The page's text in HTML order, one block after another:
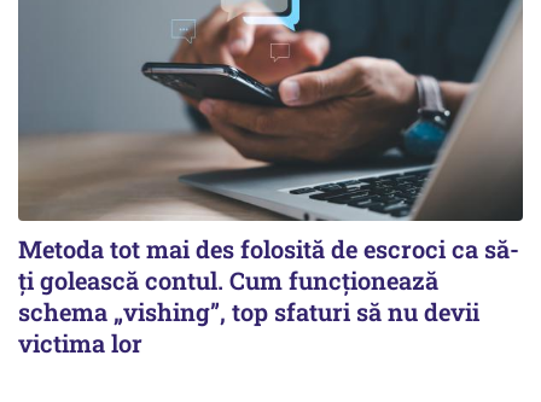
Metoda tot mai des folosită de escroci ca să-
ți golească contul. Cum funcționează
schema „vishing”, top sfaturi să nu devii
victima lor